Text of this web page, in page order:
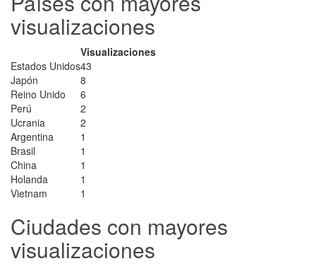
visualizaciones
Visualizaciones
Estados Unidos43
Japón
8
Reino Unido
6
Perú
2
Ucrania
2
Argentina
1
Brasil
1
China
1
Holanda
1
Vietnam
1
Ciudades con mayores
visualizaciones